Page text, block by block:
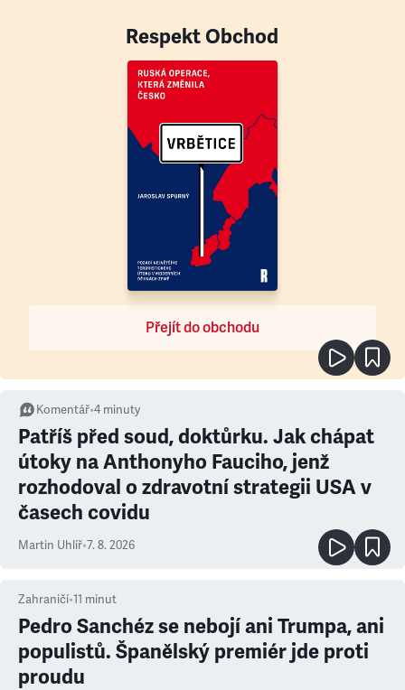
Respekt Obchod
Přejít do obchodu
Komentář•4 minuty
Patříš před soud, doktůrku. Jak chápat
útoky na Anthonyho Fauciho, jenž
rozhodoval o zdravotní strategii USA v
časech covidu
Martin Uhlíř•7. 8. 2026
Zahraničí•11 minut
Pedro Sanchéz se nebojí ani Trumpa, ani
populistů. Španělský premiér jde proti
proudu